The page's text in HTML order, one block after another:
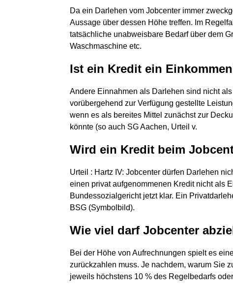
Da ein Darlehen vom Jobcenter immer
Aussage über dessen Höhe treffen. Im
tatsächliche unabweisbare Bedarf über dem
Waschmaschine etc.
Ist ein Kredit ein
Andere Einnahmen als Darlehen sind nicht
vorübergehend zur Verfügung gestellte
wenn es als bereites Mittel zunächst zur
könnte (so auch SG Aachen, Urteil v.
Wird ein Kredit beim
Urteil : Hartz IV: Jobcenter dürfen Darlehen
einen privat aufgenommenen Kredit nicht als
Bundessozialgericht jetzt klar. Ein
BSG (Symbolbild).
Wie viel darf Jobcenter
Bei der Höhe von Aufrechnungen spielt es
zurückzahlen muss. Je nachdem, warum Sie
jeweils höchstens 10 % des Regelbedarfs